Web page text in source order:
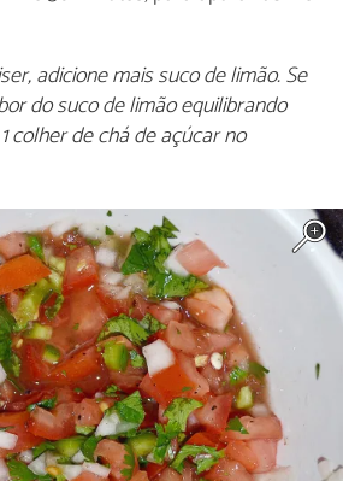
adicione mais suco de limão. Se
do suco de limão equilibrando
colher de chá de açúcar no